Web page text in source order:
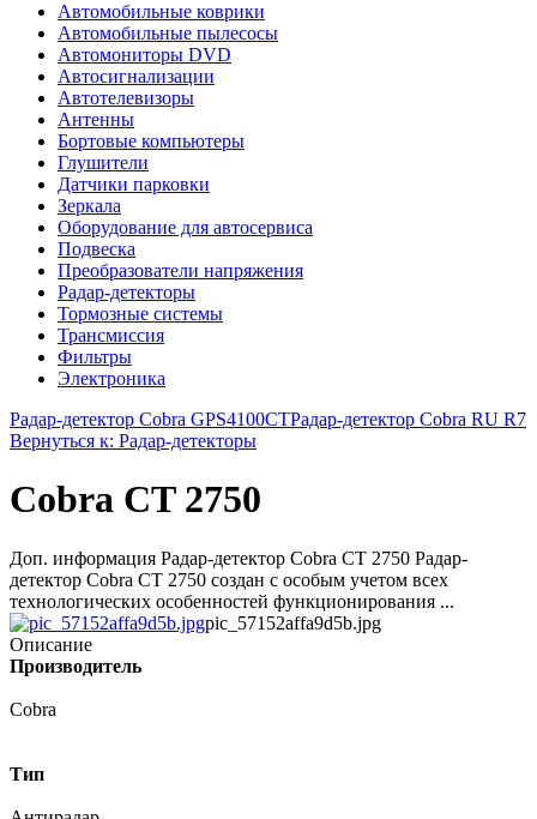
Автомобильные коврики
Автомобильные пылесосы
Автомониторы DVD
Автосигнализации
Автотелевизоры
Антенны
Бортовые компьютеры
Глушители
Датчики парковки
Зеркала
Оборудование для автосервиса
Подвеска
Преобразователи напряжения
Радар-детекторы
Тормозные системы
Трансмиссия
Фильтры
Электроника
Радар-детектор Cobra GPS4100СТРадар-детектор Cobra RU R7
Вернуться к: Радар-детекторы
Cobra CT 2750
Доп. информация Радар-детектор Cobra CT 2750 Радар-
детектор Cobra CT 2750 создан с особым учетом всех
технологических особенностей функционирования ...
pic_57152affa9d5b.jpg
Описание
Производитель
Cobra
Тип